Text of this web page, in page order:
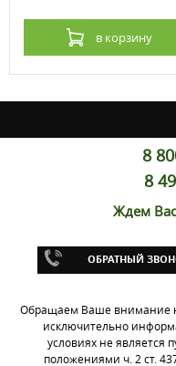
в корзину
8
8
Ждем
ОБРАТНЫЙ
Обращаем Ваше внимание
исключительно
условиях не является
положениями ч. 2 ст.